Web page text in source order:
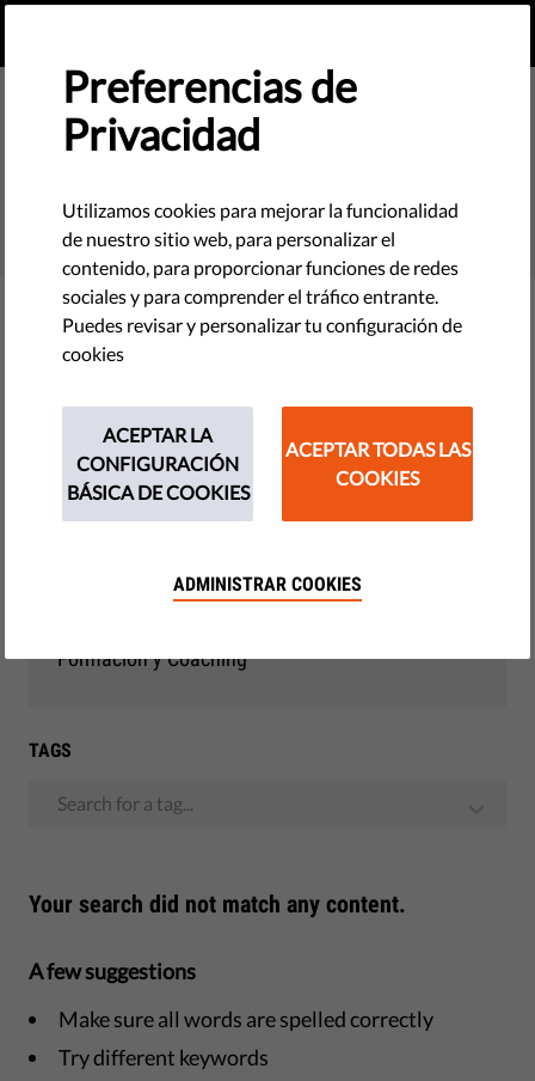
Filter
THEMES
Observatorio de la UE
Formación y Coaching
TAGS
Search for a tag...
Your search did not match any content.
A few suggestions
Make sure all words are spelled correctly
Try different keywords
Preferencias de
Privacidad
Utilizamos cookies para mejorar la funcionalidad
de nuestro sitio web, para personalizar el
contenido, para proporcionar funciones de redes
sociales y para comprender el tráfico entrante.
Puedes revisar y personalizar tu configuración de
cookies
ACEPTAR LA
CONFIGURACIÓN
BÁSICA DE COOKIES
ACEPTAR TODAS LAS
COOKIES
ADMINISTRAR COOKIES